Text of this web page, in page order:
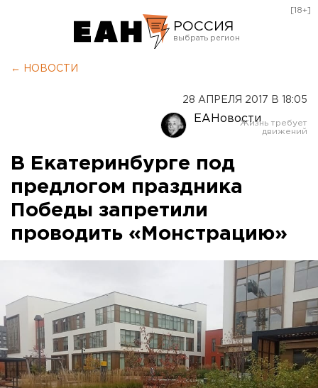
РОССИЯ
Оренбург
[18+]
← НОВОСТИ
28 АПРЕЛЯ 2017 В 18:05
ЕАНовости
В Екатеринбурге под
предлогом праздника
Победы запретили
проводить «Монстрацию»